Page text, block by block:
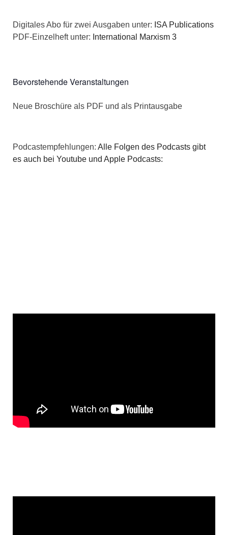
Digitales Abo für zwei Ausgaben unter: ISA Publications
PDF-Einzelheft unter: International Marxism 3
Bevorstehende Veranstaltungen
Neue Broschüre als PDF und als Printausgabe
Podcastempfehlungen: Alle Folgen des Podcasts gibt
es auch bei Youtube und Apple Podcasts: